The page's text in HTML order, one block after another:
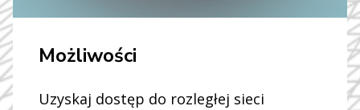
Możliwości
Uzyskaj dostęp do rozległej sieci